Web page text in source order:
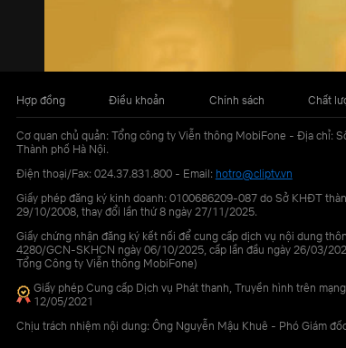
Hợp đồng Điều khoản Chính sách Chất
Cơ quan chủ quản: Tổng công ty Viễn thông MobiFone - Địa chỉ:
Thành phố Hà Nội.
Điện thoại/Fax: 024.37.831.800 - Email: hotro@cliptv.vn
Giấy phép đăng ký kinh doanh: 0100686209-087 do Sở KHĐT
29/10/2008, thay đổi lần thứ 8 ngày 27/11/2025.
Giấy chứng nhận đăng ký kết nối để cung cấp dịch vụ nội dung
4280/GCN-SKHCN ngày 06/10/2025, cấp lần đầu ngày 26/03/
Tổng Công ty Viễn thông MobiFone)
Giấy phép Cung cấp Dịch vụ Phát thanh, Truyền hình trên
12/05/2021
Chịu trách nhiệm nội dung: Ông Nguyễn Mậu Khuê - Phó Giám